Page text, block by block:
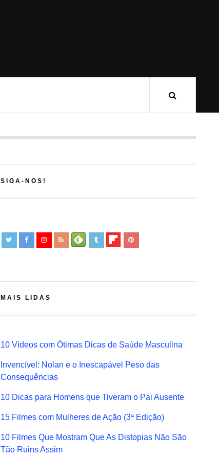
SIGA-NOS!
MAIS LIDAS
10 Vídeos com Ótimas Dicas de Saúde Masculina
Invencível: Nolan e o Inescapável Peso das
Consequências
10 Dicas para Homens que Tiveram o Pai Ausente
15 Filmes com Mulheres de Ação (3ª Edição)
10 Filmes Que Mostram Que As Distopias Não São
Tão Ruins Assim